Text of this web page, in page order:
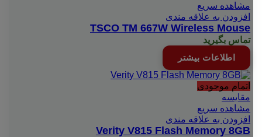
مشاهده سریع
افزودن به علاقه مندی
TSCO TM 667W Wireless Mouse
تماس بگیرید
اطلاعات بیشتر
اتمام موجودی
مقایسه
مشاهده سریع
افزودن به علاقه مندی
Verity V815 Flash Memory 8GB